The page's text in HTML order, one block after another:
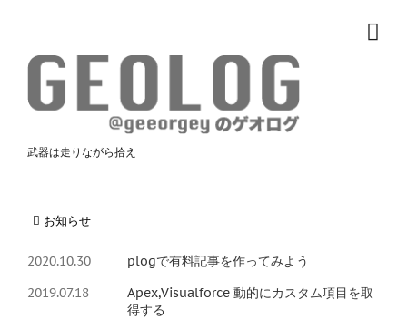
武器は走りながら拾え
お知らせ
2020.10.30
plogで有料記事を作ってみよう
2019.07.18
Apex,Visualforce 動的にカスタム項目を取
得する